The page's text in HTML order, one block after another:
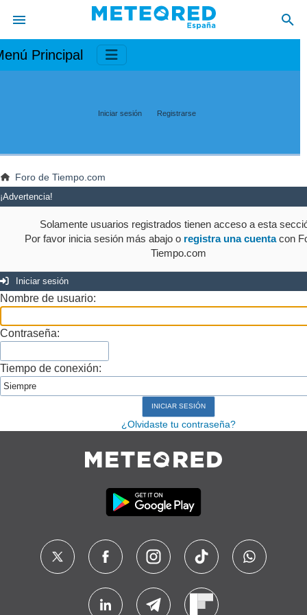
Principal
Iniciar sesión Registrarse
Foro de Tiempo.com
¡Advertencia!
Solamente usuarios registrados tienen acceso a esta
Por favor inicia sesión más abajo o registra una cuentacon
Tiempo.com
Iniciar sesión
Nombre de usuario:
Contraseña:
Tiempo de conexión:
¿Olvidaste tu contraseña?